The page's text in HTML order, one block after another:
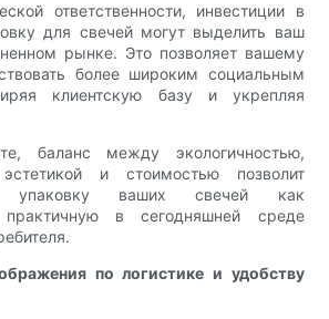
ответственности, инвестиции в
для свечей могут выделить ваш
рынке. Это позволяет вашему
более широким социальным
клиентскую базу и укрепляя
баланс между экологичностью,
эстетикой и стоимостью позволит
упаковку ваших свечей как
в сегодняшней среде
по логистике и удобству